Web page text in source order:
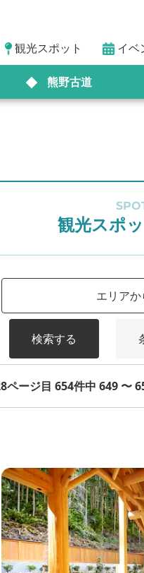
観光スポット イベ
熊野古道
観光スポ
エリア
検索する
ページ目 654件中 649 〜